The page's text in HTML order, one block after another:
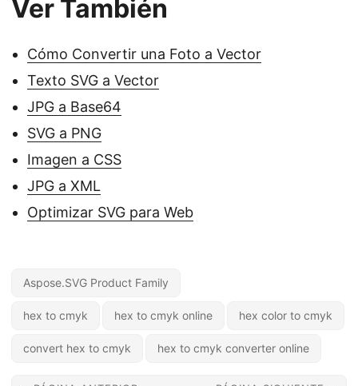
Ver También
Cómo Convertir una Foto a Vector
Texto SVG a Vector
JPG a Base64
SVG a PNG
Imagen a CSS
JPG a XML
Optimizar SVG para Web
Aspose.SVG Product Family
hex to cmyk hex to cmyk online hex color to cmyk
convert hex to cmyk hex to cmyk converter online